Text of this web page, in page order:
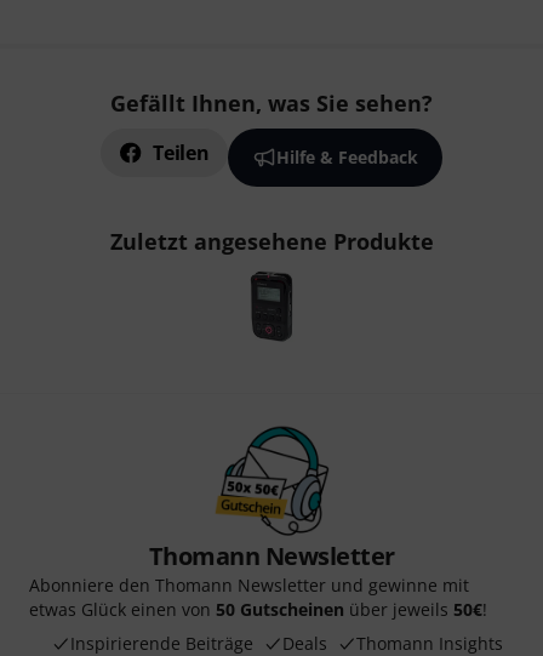
Gefällt Ihnen, was Sie sehen?
Teilen Hilfe & Feedback
Zuletzt angesehene Produkte
Thomann Newsletter
Abonniere den Thomann Newsletter und gewinne mit
etwas Glück einen von 50 Gutscheinen über jeweils 50€!
Inspirierende Beiträge
Deals Thomann Insights